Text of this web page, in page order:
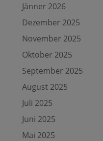
Jänner 2026
Dezember 2025
November 2025
Oktober 2025
September 2025
August 2025
Juli 2025
Juni 2025
Mai 2025